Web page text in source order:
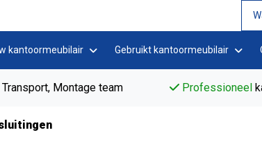
kantoormeubilair Gebruikt kantoormeubilair
Montage team Professioneel